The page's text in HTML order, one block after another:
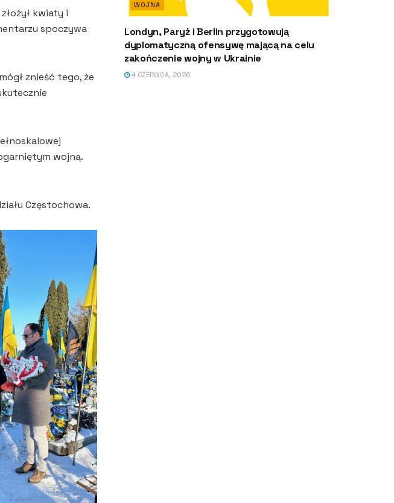
kwiaty i
spoczywa
znieść tego, że
wojną.
Częstochowa.
WOJNA
Londyn, Paryż i Berlin przygotowują
dyplomatyczną ofensywę mającą na celu
zakończenie wojny w Ukrainie
4 CZERWCA, 2026